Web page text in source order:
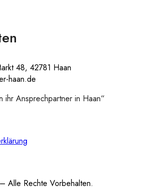
48, 42781 Haan
haan.de
ihr Ansprechpartner in Haan“
Alle Rechte Vorbehalten.